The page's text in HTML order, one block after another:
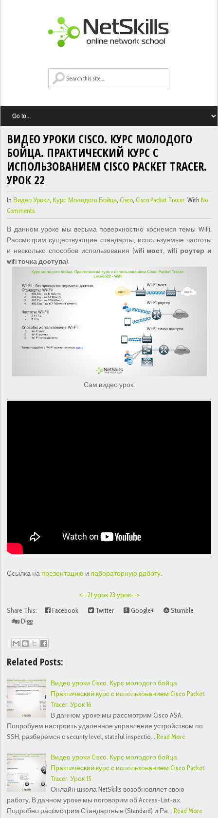
ВИДЕО УРОКИ CISCO. КУРС МОЛОДОГО
БОЙЦА. ПРАКТИЧЕСКИЙ КУРС С
ИСПОЛЬЗОВАНИЕМ CISCO PACKET TRACER.
УРОК 22
In Видео Уроки, Курс Молодого Бойца,Cisco,Cisco Packet Tracer WithNo
Comments
В данном уроке мы весьма поверхностно коснемся темы WiFi.
Рассмотрим существующие стандарты, используемые частоты
и несколько способов использования (wifi мост, wifi роутер и
wifi точка доступа).
Сам видео урок:
Ссылка на презентацию илабораторную работу.
<--21 урок23 урок-->
Share This:
Facebook Twitter Google+
Stumble
Digg
Related Posts:
Видео уроки Cisco. Курс молодого бойца.
Практический курс с использованием Cisco Packet
Tracer. Урок 16
В данном уроке мы рассмотрим Cisco ASA.
Попробуем настроить удаленное управление устройством по
SSH, разберемся с security level, stateful inspectio… Read More
Видео уроки Cisco. Курс молодого бойца.
Практический курс с использованием Cisco Packet
Tracer. Урок 15
Онлайн школа NetSkills возобновляет свою
работу. В данном уроке мы поговорим об Access-List-ах.
Подробно рассмотрим Стандартные (Standard) и Ра… Read More